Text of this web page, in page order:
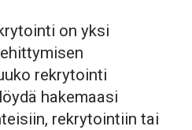
on yksi
rekrytointi
hakemaasi
rekrytointiin tai